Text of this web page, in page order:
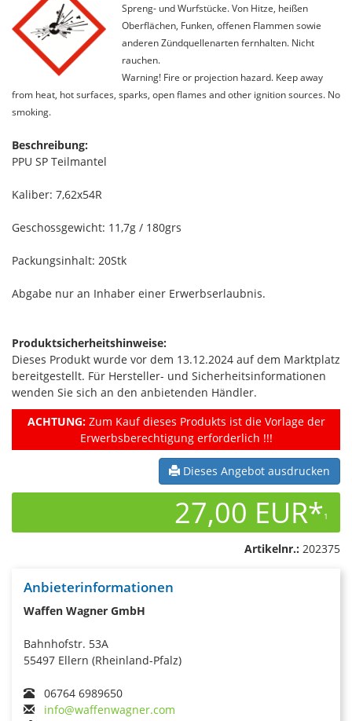
Spreng- und Wurfstücke. Von Hitze, heißen
Oberflächen, Funken, offenen Flammen sowie
anderen Zündquellenarten fernhalten. Nicht
rauchen.
Warning! Fire or projection hazard. Keep away
from heat, hot surfaces, sparks, open flames and other ignition sources. No
smoking.
Beschreibung:
PPU SP Teilmantel
Kaliber: 7,62x54R
Geschossgewicht: 11,7g / 180grs
Packungsinhalt: 20Stk
Abgabe nur an Inhaber einer Erwerbserlaubnis.
Produktsicherheitshinweise:
Dieses Produkt wurde vor dem 13.12.2024 auf dem Marktplatz
bereitgestellt. Für Hersteller- und Sicherheitsinformationen
wenden Sie sich an den anbietenden Händler.
ACHTUNG:Zum Kauf dieses Produkts ist die Vorlage der
Erwerbsberechtigung erforderlich !!!
Dieses Angebot ausdrucken
27,00 EUR*1
Artikelnr.: 202375
Anbieterinformationen
Waffen Wagner GmbH
Bahnhofstr. 53A
55497 Ellern (Rheinland-Pfalz)
06764 6989650
info@waffenwagner.com